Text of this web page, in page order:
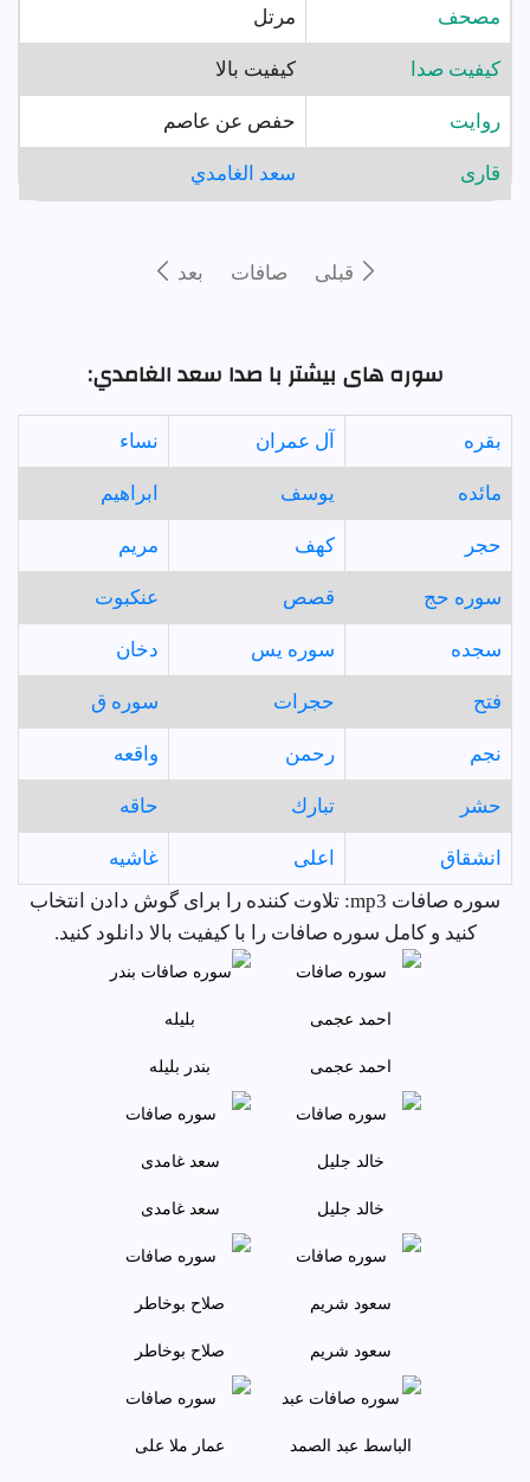
مصحف مرتل
کیفیت صدا کیفیت بالا
روايت حفص عن عاصم
قارى سعد الغامدي
قبلى صافات بعد
سوره های بیشتر با صدا سعد الغامدي:
بقره آل عمران نساء
مائده يوسف ابراهيم
حجر كهف مريم
سوره حج قصص عنكبوت
سجده سوره يس دخان
فتح حجرات سوره ق
نجم رحمن واقعه
حشر تبارك حاقه
انشقاق اعلى
غاشيه
سوره صافات mp3: تلاوت کننده را برای گوش دادن انتخاب
کنید و کامل سوره صافات را با کیفیت بالا دانلود کنید.
احمد عجمى بندر بليله
خالد جليل سعد غامدی
سعود شريم صلاح بوخاطر